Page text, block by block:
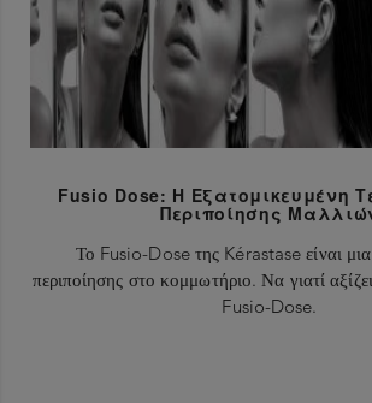
Fusio Dose: Η Εξατομικευμένη
Περιποίησης
Το Fusio-Dose της Kérastase είναι μια
περιποίησης στο κομμωτήριο. Να γιατί
Fusio-Dose.